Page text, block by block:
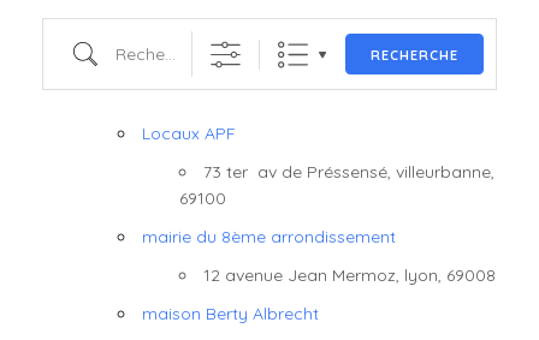
Recherche RECHERCHE
Locaux APF
73 ter av de Préssensé, villeurbanne,
69100
mairie du 8ème arrondissement
12 avenue Jean Mermoz, lyon, 69008
maison Berty Albrecht